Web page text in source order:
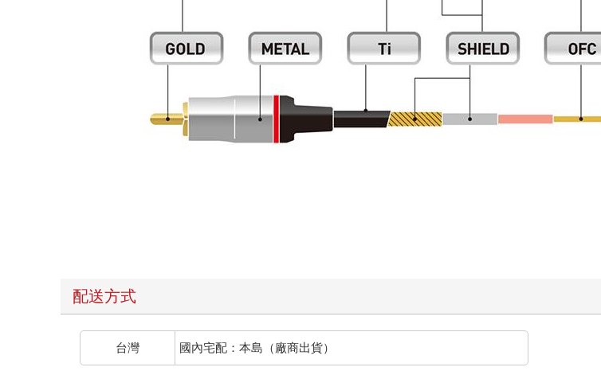
配送方式
台灣 國內宅配：本島（廠商出貨）